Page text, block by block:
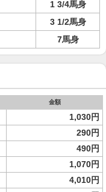
1 3/4馬身
3 1/2馬身
7馬身
金額
1,030円
290円
490円
1,070円
4,010円